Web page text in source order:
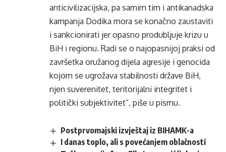
anticivilizacijska, pa samim tim i antikanadska
kampanja Dodika mora se konačno zaustaviti
i sankcionirati jer opasno produbljuje krizu u
BiH i regionu. Radi se o najopasnijoj praksi od
završetka oružanog dijela agresije i genocida
kojom se ugrožava stabilnosti države BiH,
njen suverenitet, teritorijalni integritet i
politički subjektivitet”, piše u pismu.
Postprvomajski izvještaj iz BIHAMK-a
I danas toplo, ali s povećanjem oblačnosti